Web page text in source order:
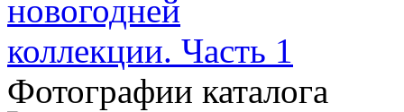
Фотографии каталога